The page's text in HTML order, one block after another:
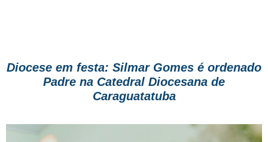
Diocese em festa: Silmar Gomes é ordenado
Padre na Catedral Diocesana de
Caraguatatuba